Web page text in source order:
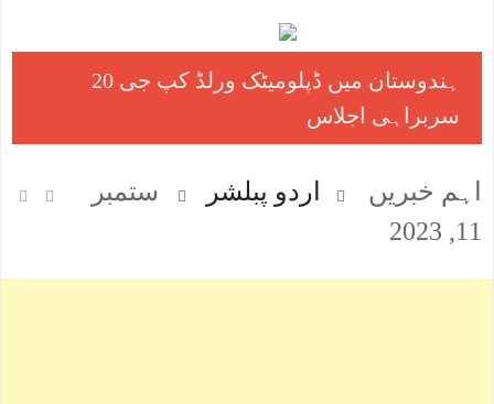
ہندوستان میں ڈپلومیٹک ورلڈ کپ جی 20
سربراہی اجلاس
اہم خبریں اردو پبلشر
ستمبر
11, 2023